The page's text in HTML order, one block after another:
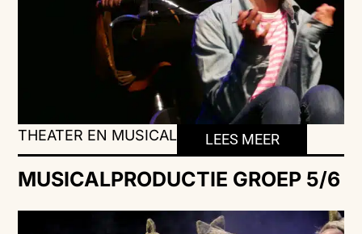
THEATER EN MUSICAL LEES MEER
MUSICALPRODUCTIE GROEP 5/6